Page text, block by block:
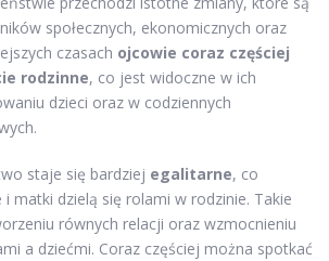
społecznych, ekonomicznych oraz
czasach ojcowie coraz częściej
rodzinne, co jest widoczne w ich
dzieci oraz w codziennych
staje się bardziej egalitarne, co
matki dzielą się rolami w rodzinie. Takie
równych relacji oraz wzmocnieniu
a dziećmi. Coraz częściej można spotkać